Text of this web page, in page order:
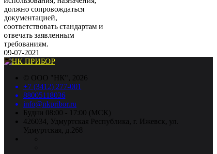
должно сопровождаться
документацией,
соответствовать стандартам и
отвечать заявленным
требованиям.
09-07-2021
© ООО "НК", 2026
+7 (3412) 277-001
88005118036
info@nkpribor.ru
Будни 08:00 - 17:00 (МСК)
426034, Удмуртская Республика, г. Ижевск, ул.
Удмуртская, д.268